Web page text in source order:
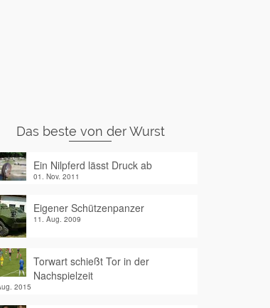
Das beste von der Wurst
Ein Nilpferd lässt Druck ab
01. Nov. 2011
Eigener Schützenpanzer
11. Aug. 2009
Torwart schießt Tor in der
Nachspielzeit
2015